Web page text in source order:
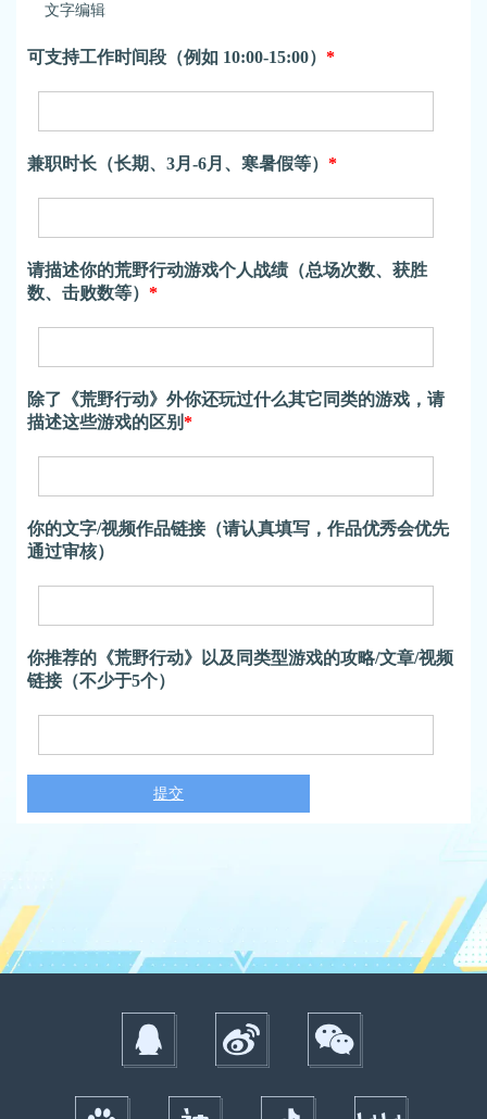
文字编辑
可支持工作时间段（例如 10:00-15:00） *
兼职时长（长期、3月-6月、寒暑假等） *
请描述你的荒野行动游戏个人战绩（总场次数、获胜
数、击败数等） *
除了《荒野行动》外你还玩过什么其它同类的游戏，请
描述这些游戏的区别*
你的文字/视频作品链接（请认真填写，作品优秀会优先
通过审核）
你推荐的《荒野行动》以及同类型游戏的攻略/文章/视频
链接（不少于5个）
提交